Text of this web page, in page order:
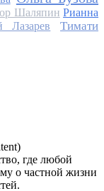
Шаляпин Рианна
Лазарев
Тимати
где любой
о частной жизни